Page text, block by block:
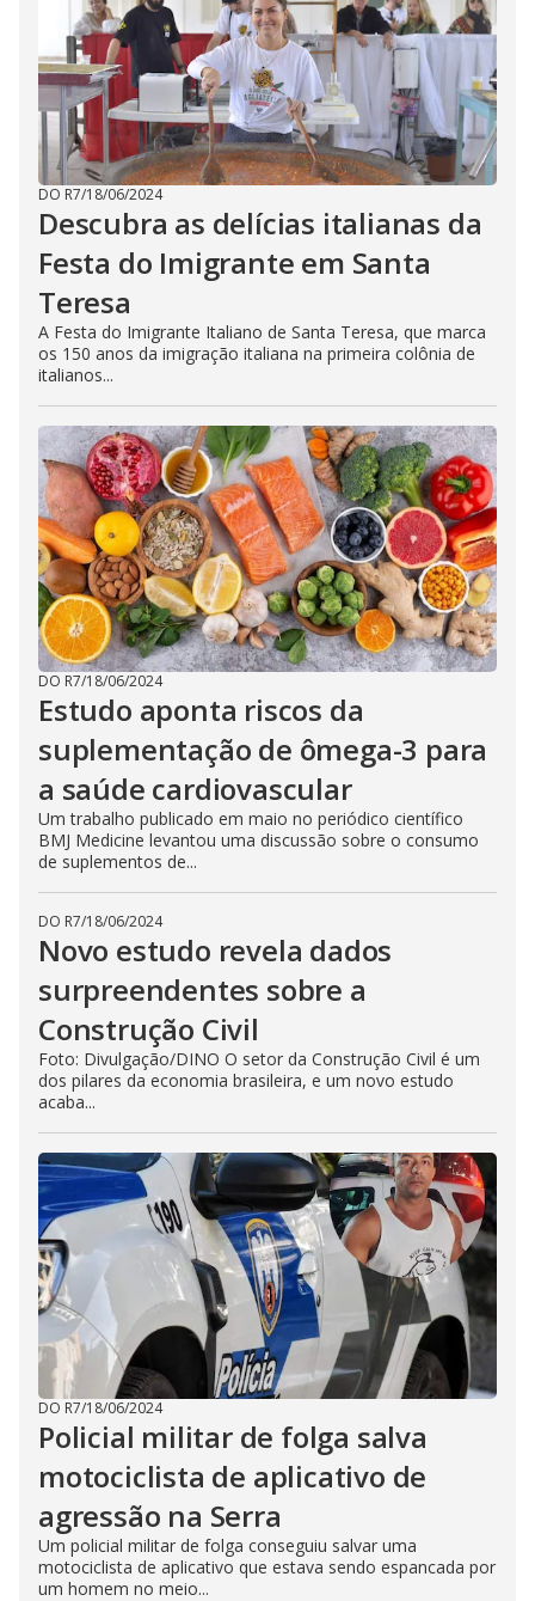
DO R7/18/06/2024
Descubra as delícias italianas da
Festa do Imigrante em Santa
Teresa
A Festa do Imigrante Italiano de Santa Teresa, que marca
os 150 anos da imigração italiana na primeira colônia de
italianos...
DO R7/18/06/2024
Estudo aponta riscos da
suplementação de ômega-3 para
a saúde cardiovascular
Um trabalho publicado em maio no periódico científico
BMJ Medicine levantou uma discussão sobre o consumo
de suplementos de...
DO R7/18/06/2024
Novo estudo revela dados
surpreendentes sobre a
Construção Civil
Foto: Divulgação/DINO O setor da Construção Civil é um
dos pilares da economia brasileira, e um novo estudo
acaba...
DO R7/18/06/2024
Policial militar de folga salva
motociclista de aplicativo de
agressão na Serra
Um policial militar de folga conseguiu salvar uma
motociclista de aplicativo que estava sendo espancada por
um homem no meio...